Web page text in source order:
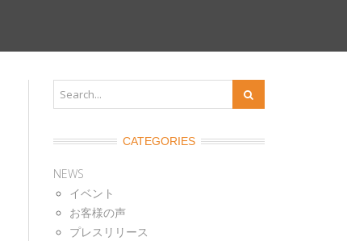
CATEGORIES
NEWS
イベント
お客様の声
プレスリリース